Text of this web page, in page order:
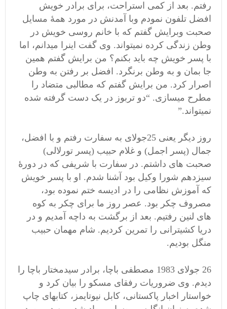
رفتم. بعد از کمی استراحت، برای برادر خویش
افضل تلفون نمودم وبا آمدنش در مورد همۀ مسایل
صحبت وبرایش گفتم که با خانم روسی خویش در
وطن زندگی کرده نمیتواند. وی گفت اینرا میدانم، اما
با پسر خویش چه باید بکنم؟ من برایش گفتم همین
جا بمان و به وطن برنگرد. افضل بر رفتن به وطن
اصرار کرد. من برایش گفتم که مطالبی متضاد را
مطرح میسازی. “دو تربوز در یک دست گرفته شده
نمیتواند.”
روز دیگر یعنی 25جولای به سفارت رفتم و با افضل،
جمال (پسر اجمل) و غلام حبیب (پسر تورلالی)
صحبت های داشتم. در سفارت با شریفی که در دورۀ
سیزدهم شورا وکیل بود آشنا شدم. او با پسر خویش
که آموزش نظامی را در ادیسه ختم نموده بود،
مصروف چکر بود. عصر روز ما برای چکر به کوه
های لنین رفتیم. بعد از برگشت به داچه آمدیم و در
دریا کشیترانی را تمرین کردیم. شام مهمان حبیب
منگل بودیم.
26 جولای 1983 مصطفی باچا، برادر سیدمختار باچا را
دیدم. وی ضروریات رفقای مسکو را بیان کرد و
خواستار اخبار پاکستانی، کابل نیوتایمز، کتابهای چاپ